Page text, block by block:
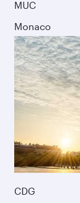
MUC
Monaco
CDG